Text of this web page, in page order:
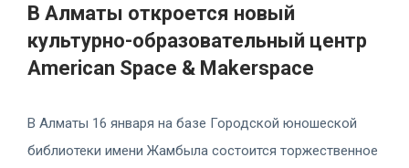
В Алматы откроется новый
культурно-образовательный центр
American Space & Makerspace
В Алматы 16 января на базе Городской юношеской
библиотеки имени Жамбыла состоится торжественное